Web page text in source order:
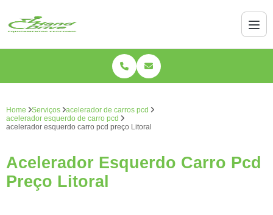
Home Serviços
acelerador de carros pcd
acelerador esquerdo de carro pcd
acelerador esquerdo carro pcd preço Litoral
Acelerador Esquerdo Carro Pcd
Preço Litoral